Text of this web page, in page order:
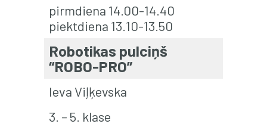
pirmdiena 14.00-14.40
piektdiena 13.10-13.50
Robotikas pulciņš
“ROBO-PRO”
Ieva Viļķevska
3. – 5. klase